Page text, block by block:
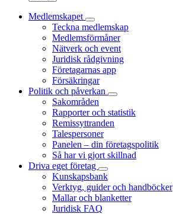
Medlemskapet
Teckna medlemskap
Medlemsförmåner
Nätverk och event
Juridisk rådgivning
Företagarnas app
Försäkringar
Politik och påverkan
Sakområden
Rapporter och statistik
Remissyttranden
Talespersoner
Panelen – din företagspolitik
Så har vi gjort skillnad
Driva eget företag
Kunskapsbank
Verktyg, guider och handböcker
Mallar och blanketter
Juridisk FAQ